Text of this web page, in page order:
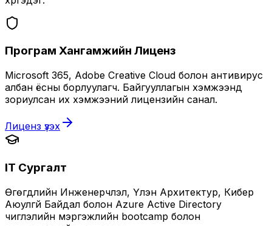
Програм Хангамжийн Лиценз
Microsoft 365, Adobe Creative Cloud болон антивирус
албан ёсны борлуулагч. Байгууллагын хэмжээнд
зориулсан их хэмжээний лицензийн санал.
Лиценз үзэх
IT Сургалт
Өгөгдлийн Инженерчлэл, Үүлэн Архитектур, Кибер
Аюулгүй Байдал болон Azure Active Directory
чиглэлийн мэргэжлийн bootcamp болон